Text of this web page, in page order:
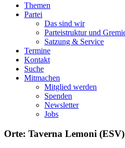
Themen
Partei
Das sind wir
Parteistruktur und
Satzung & Service
Termine
Kontakt
Suche
Mitmachen
Mitglied werden
Spenden
Newsletter
Jobs
Orte: Taverna Lemoni (ESV)